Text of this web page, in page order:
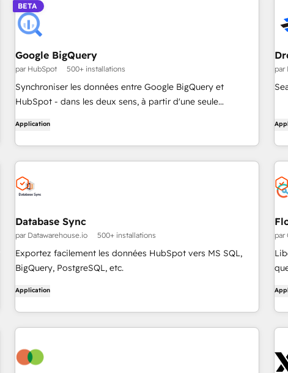
BETA
Google BigQuery
par HubSpot 500+ installations
Synchroniser les données entre Google BigQuery et
HubSpot - dans les deux sens, à partir d'une seule
Application
par
Database Sync
par Datawarehouse.io 500+ installations
Exportez facilement les données HubSpot vers MS SQL,
BigQuery, PostgreSQL, etc.
Application
par